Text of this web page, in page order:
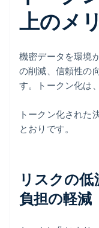
上のメ
機密データを環境
の削減、信頼性の
す。トークン化は
トークン化された
とおりです。
リスクの
負担の軽減